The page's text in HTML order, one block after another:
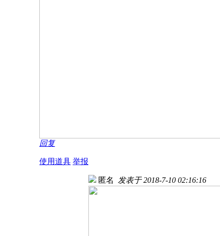
回复
使用道具 举报
匿名 发表于 2018-7-10 02:16:16